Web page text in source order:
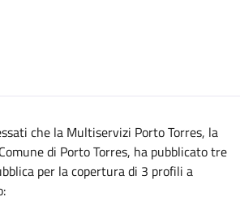
che la Multiservizi Porto Torres, la
di Porto Torres, ha pubblicato tre
per la copertura di 3 profili a